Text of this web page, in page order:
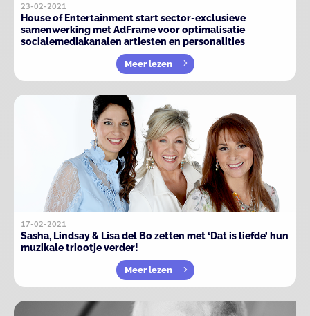
23-02-2021
House of Entertainment start sector-exclusieve
samenwerking met AdFrame voor optimalisatie
socialemediakanalen artiesten en personalities
Meer lezen
17-02-2021
Sasha, Lindsay & Lisa del Bo zetten met ‘Dat is liefde’ hun
muzikale triootje verder!
Meer lezen